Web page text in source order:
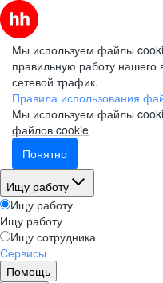
Мы используем файлы
правильную работу нашего
сетевой трафик.
Правила использования
Мы используем файлы
файлов cookie
Понятно
Ищу работу
Ищу работу
Ищу работу
Ищу сотрудника
Сервисы
Помощь